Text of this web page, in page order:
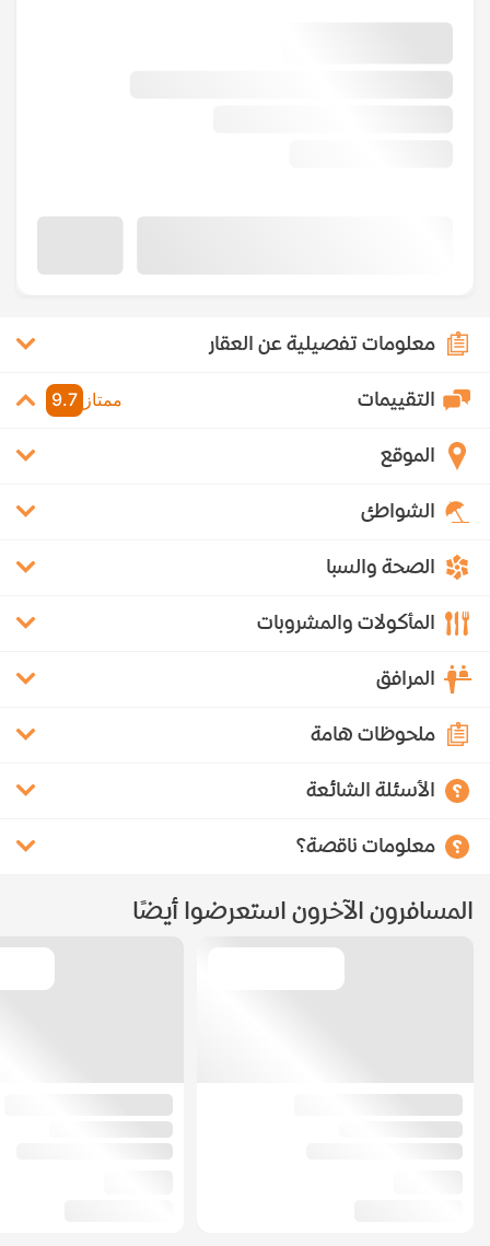
معلومات تفصيلية عن العقار
التقييمات ممتاز 9.7
الموقع
الشواطئ
الصحة والسبا
المأكولات والمشروبات
المرافق
ملحوظات هامة
الأسئلة الشائعة
معلومات ناقصة؟
المسافرون الآخرون استعرضوا أيضًا